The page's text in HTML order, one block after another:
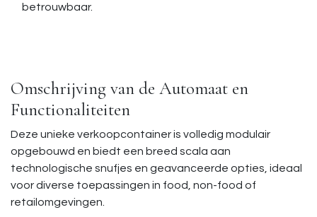
betrouwbaar.
Omschrijving van de Automaat en
Functionaliteiten
Deze unieke verkoopcontainer is volledig modulair
opgebouwd en biedt een breed scala aan
technologische snufjes en geavanceerde opties, ideaal
voor diverse toepassingen in food, non-food of
retailomgevingen.